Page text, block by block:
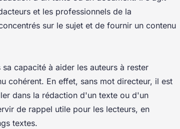
et les professionnels de la
sur le sujet et de fournir un contenu
capacité à aider les auteurs à rester
cohérent. En effet, sans mot directeur, il est
dans la rédaction d'un texte ou d'un
de rappel utile pour les lecteurs, en
textes.